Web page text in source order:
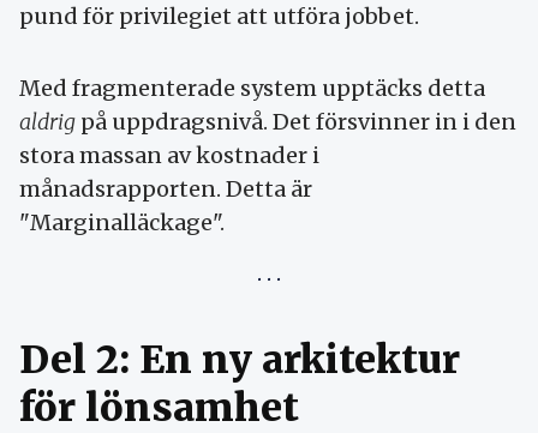
pund för privilegiet att utföra jobbet.
Med fragmenterade system upptäcks detta
aldrig på uppdragsnivå. Det försvinner in i den
stora massan av kostnader i
månadsrapporten. Detta är
"Marginalläckage".
Del 2: En ny arkitektur
för lönsamhet